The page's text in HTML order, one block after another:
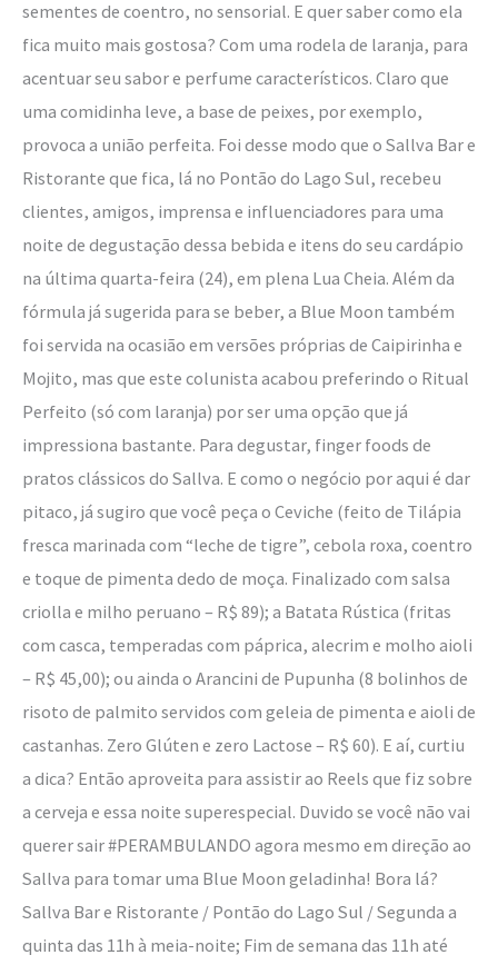
sementes de coentro, no sensorial. E quer saber como ela
fica muito mais gostosa? Com uma rodela de laranja, para
acentuar seu sabor e perfume característicos. Claro que
uma comidinha leve, a base de peixes, por exemplo,
provoca a união perfeita. Foi desse modo que o Sallva Bar e
Ristorante que fica, lá no Pontão do Lago Sul, recebeu
clientes, amigos, imprensa e influenciadores para uma
noite de degustação dessa bebida e itens do seu cardápio
na última quarta-feira (24), em plena Lua Cheia. Além da
fórmula já sugerida para se beber, a Blue Moon também
foi servida na ocasião em versões próprias de Caipirinha e
Mojito, mas que este colunista acabou preferindo o Ritual
Perfeito (só com laranja) por ser uma opção que já
impressiona bastante. Para degustar, finger foods de
pratos clássicos do Sallva. E como o negócio por aqui é dar
pitaco, já sugiro que você peça o Ceviche (feito de Tilápia
fresca marinada com “leche de tigre”, cebola roxa, coentro
e toque de pimenta dedo de moça. Finalizado com salsa
criolla e milho peruano – R$ 89); a Batata Rústica (fritas
com casca, temperadas com páprica, alecrim e molho aioli
– R$ 45,00); ou ainda o Arancini de Pupunha (8 bolinhos de
risoto de palmito servidos com geleia de pimenta e aioli de
castanhas. Zero Glúten e zero Lactose – R$ 60). E aí, curtiu
a dica? Então aproveita para assistir ao Reels que fiz sobre
a cerveja e essa noite superespecial. Duvido se você não vai
querer sair #PERAMBULANDO agora mesmo em direção ao
Sallva para tomar uma Blue Moon geladinha! Bora lá?
Sallva Bar e Ristorante / Pontão do Lago Sul / Segunda a
quinta das 11h à meia-noite; Fim de semana das 11h até